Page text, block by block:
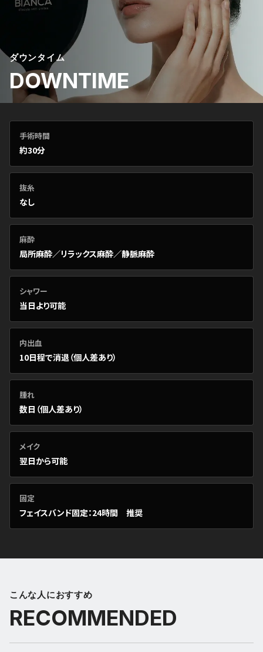
ダウンタイム
DOWNTIME
手術時間
約30分
抜糸
なし
麻酔
局所麻酔／リラックス麻酔／静脈麻酔
シャワー
当日より可能
内出血
10日程で消退（個人差あり）
腫れ
数日（個人差あり）
メイク
翌日から可能
固定
フェイスバンド固定：24時間 推奨
こんな人におすすめ
RECOMMENDED